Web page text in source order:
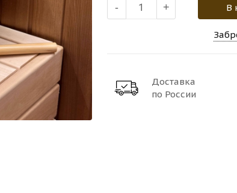
- + В
Доставка
по России